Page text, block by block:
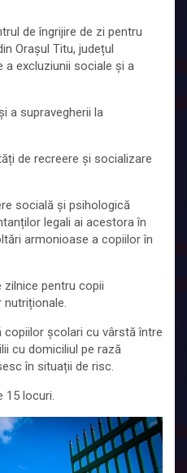
de îngrijire de zi pentru
Orașul Titu, județul
a excluziunii sociale și a
supravegherii la
recreere și socializare
și psihologică
legali ai acestora în
armonioase a copiilor în
pentru copii
copiilor școlari cu vârstă între
cu domiciliul pe rază
în situații de risc.
15 locuri.